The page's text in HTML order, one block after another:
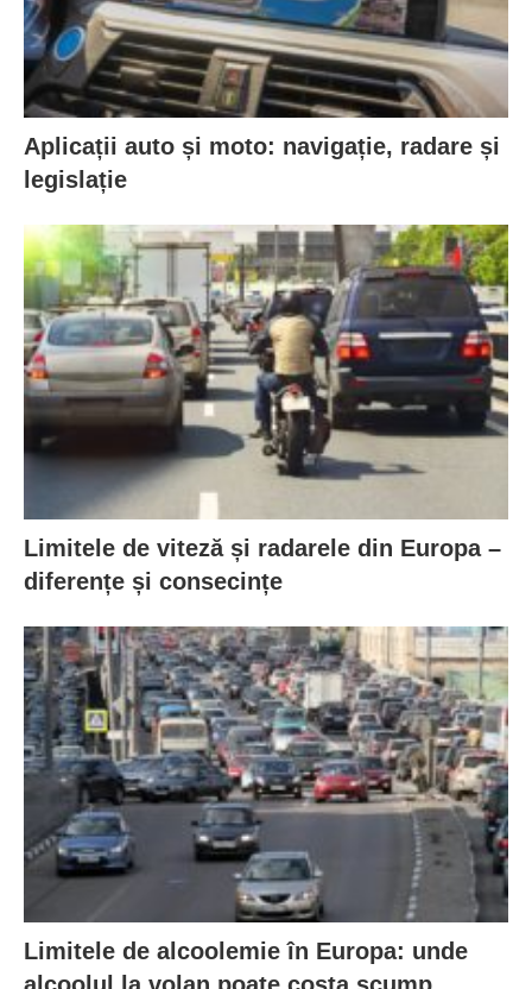
Aplicații auto și moto: navigație, radare și
legislație
Limitele de viteză și radarele din Europa –
diferențe și consecințe
Limitele de alcoolemie în Europa: unde